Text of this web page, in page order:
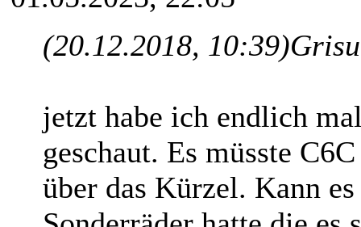
(20.12.2018, 10:39)
jetzt habe ich endlich
geschaut. Es müsste
über das Kürzel. Kann